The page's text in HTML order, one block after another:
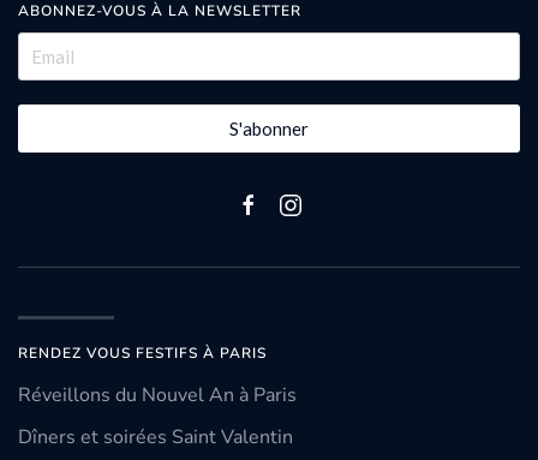
ABONNEZ-VOUS À LA NEWSLETTER
S'abonner
RENDEZ VOUS FESTIFS À PARIS
Réveillons du Nouvel An à Paris
Dîners et soirées Saint Valentin